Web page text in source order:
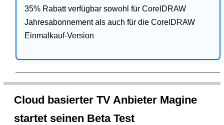
35% Rabatt verfügbar sowohl für CorelDRAW
Jahresabonnement als auch für die CorelDRAW
Einmalkauf-Version
Cloud basierter TV Anbieter Magine
startet seinen Beta Test